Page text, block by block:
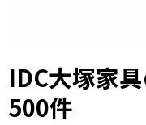
IDC大塚家
500件